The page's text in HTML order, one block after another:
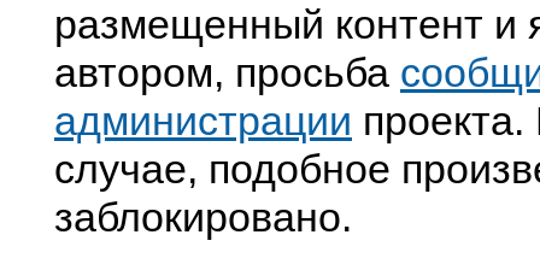
размещенный контент и
автором, просьба
администрации
случае, подобное
заблокировано.